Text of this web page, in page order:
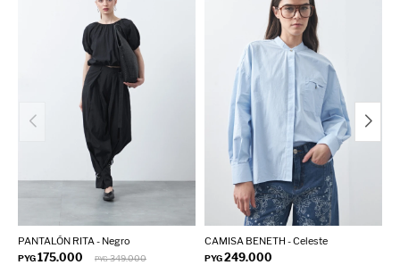
PANTALÓN RITA - Negro
PYG175.000 PYG 349.000
CAMISA BENETH - Celeste
PYG249.000